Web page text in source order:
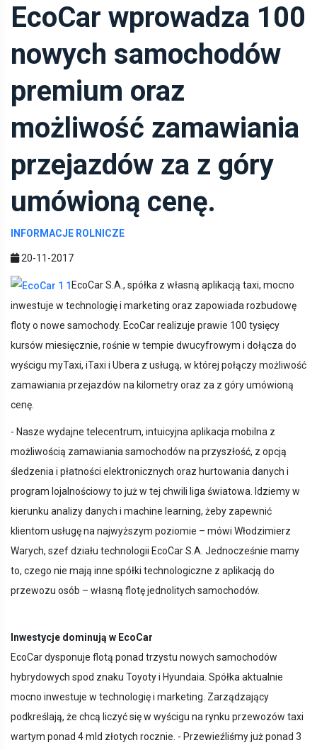
EcoCar wprowadza 100
nowych samochodów
premium oraz
możliwość zamawiania
przejazdów za z góry
umówioną cenę.
INFORMACJE ROLNICZE
20-11-2017
EcoCar S.A., spółka z własną aplikacją taxi, mocno
inwestuje w technologię i marketing oraz zapowiada rozbudowę
floty o nowe samochody. EcoCar realizuje prawie 100 tysięcy
kursów miesięcznie, rośnie w tempie dwucyfrowym i dołącza do
wyścigu myTaxi, iTaxi i Ubera z usługą, w której połączy możliwość
zamawiania przejazdów na kilometry oraz za z góry umówioną
cenę.
- Nasze wydajne telecentrum, intuicyjna aplikacja mobilna z
możliwością zamawiania samochodów na przyszłość, z opcją
śledzenia i płatności elektronicznych oraz hurtowania danych i
program lojalnościowy to już w tej chwili liga światowa. Idziemy w
kierunku analizy danych i machine learning, żeby zapewnić
klientom usługę na najwyższym poziomie – mówi Włodzimierz
Warych, szef działu technologii EcoCar S.A. Jednocześnie mamy
to, czego nie mają inne spółki technologiczne z aplikacją do
przewozu osób – własną flotę jednolitych samochodów.
Inwestycje dominują w EcoCar
EcoCar dysponuje flotą ponad trzystu nowych samochodów
hybrydowych spod znaku Toyoty i Hyundaia. Spółka aktualnie
mocno inwestuje w technologię i marketing. Zarządzający
podkreślają, że chcą liczyć się w wyścigu na rynku przewozów taxi
wartym ponad 4 mld złotych rocznie. - Przewieźliśmy już ponad 3